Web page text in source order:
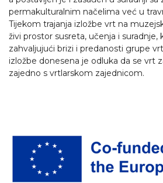
permakulturalnim načelima već u
Tijekom trajanja izložbe vrt na
živi prostor susreta, učenja i suradnje,
zahvaljujući brizi i predanosti grupe
izložbe donesena je odluka da se vrt
zajedno s vrtlarskom zajednicom.